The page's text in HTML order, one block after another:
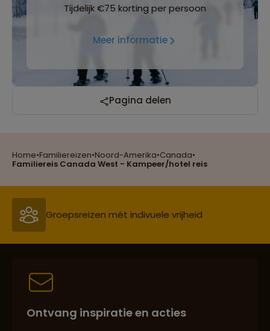
Home•Familiereizen•Noord-Amerika•Canada•
Familiereis Canada West - Kampeer/hotel reis
Tijdelijk €75 korting per persoon
Meer informatie
Pagina delen
Reizen met oog voor mens, cultuur en milieu
Groepsreizen mét indivuele vrijheid
Persoonlijk en deskundig reisadvies
Best beoordeelde reisroutes
Ontvang inspiratie en acties